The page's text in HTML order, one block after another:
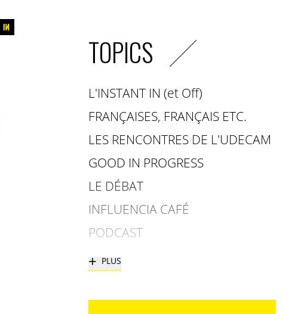
TOPICS
L'INSTANT IN (et Off)
FRANÇAISES, FRANÇAIS ETC.
LES RENCONTRES DE L'UDECAM
GOOD IN PROGRESS
LE DÉBAT
INFLUENCIA CAFÉ
PODCAST
+ PLUS